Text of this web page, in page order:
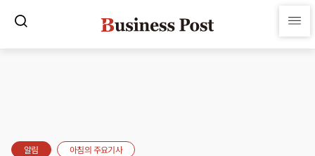
알림 아침의 주요기사